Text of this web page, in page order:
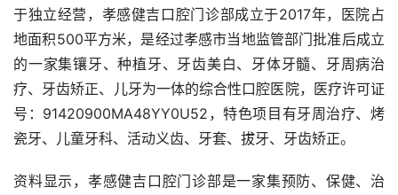
于独立经营，孝感健吉口腔门诊部成立于2017年，医院占
地面积500平方米，是经过孝感市当地监管部门批准后成立
的一家集镶牙、种植牙、牙齿美白、牙体牙髓、牙周病治
疗、牙齿矫正、儿牙为一体的综合性口腔医院，医疗许可证
号：91420900MA48YY0U52，特色项目有牙周治疗、烤
瓷牙、儿童牙科、活动义齿、牙套、拔牙、牙齿矫正。
资料显示，孝感健吉口腔门诊部是一家集预防、保健、治